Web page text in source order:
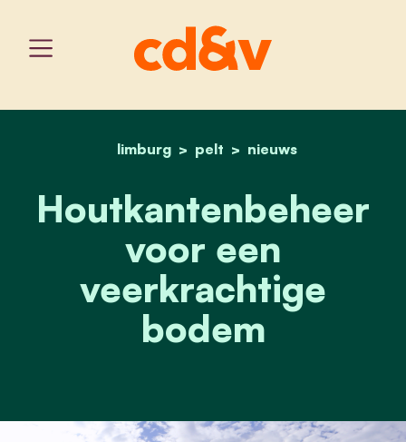
home
limburg pelt nieuws
houtkantenbeheer
Houtkantenbeheer
voor een
veerkrachtige
bodem